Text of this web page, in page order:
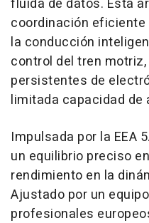
fluida de datos. Esta
coordinación
la conducción
control del tren
persistentes de
limitada capacidad de
Impulsada por la EEA
un equilibrio preciso
rendimiento en la
Ajustado por un
profesionales